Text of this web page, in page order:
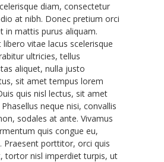
diam, consectetur
at nibh. Donec pretium orci
in mattis purus aliquam.
libero vitae lacus scelerisque
ultricies, tellus
aliquet, nulla justo
sit amet tempus lorem
quis nisl lectus, sit amet
neque nisi, convallis
sodales at ante. Vivamus
quis congue eu,
Praesent porttitor, orci quis
tortor nisl imperdiet turpis, ut